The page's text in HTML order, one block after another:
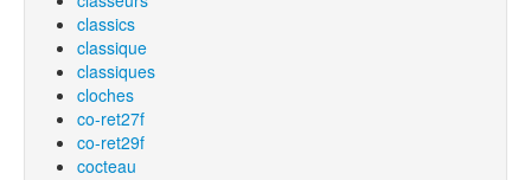
classics
classique
classiques
cloches
co-ret27f
co-ret29f
cocteau